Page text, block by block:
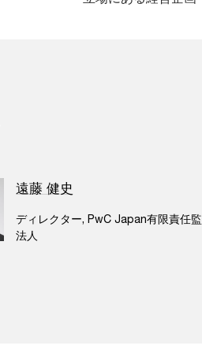
遠藤 健史
ディレクター, PwC Japan有限責任
法人